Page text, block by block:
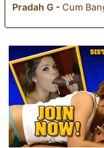
Pradah G - Cum